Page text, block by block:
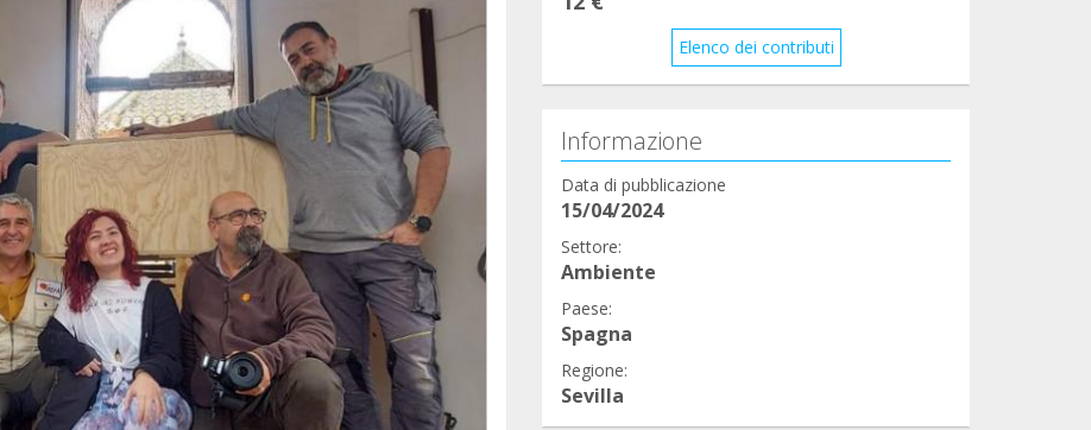
Elenco dei contributi
Informazione
Data di pubblicazione
15/04/2024
Settore:
Ambiente
Paese:
Spagna
Regione:
Sevilla